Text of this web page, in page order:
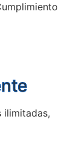
ilimitadas,